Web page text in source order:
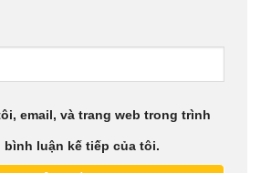
email, và trang web trong trình
luận kế tiếp của tôi.